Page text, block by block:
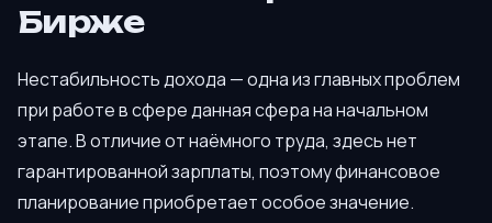
Бирже
Нестабильность дохода — одна из главных проблем
при работе в сфере данная сфера на начальном
этапе. В отличие от наёмного труда, здесь нет
гарантированной зарплаты, поэтому финансовое
планирование приобретает особое значение.